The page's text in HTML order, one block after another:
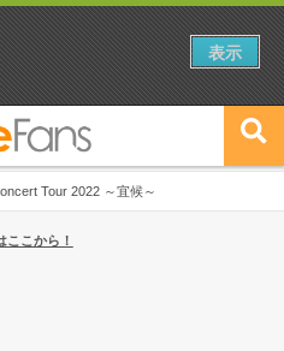
Tour 2022 ～宜候～
上半期編発表！
ここから！
表示